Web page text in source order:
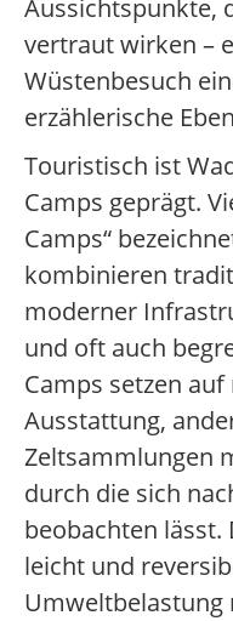
Aussichtspunkte,
vertraut wirken –
Wüstenbesuch
erzählerische
Touristisch ist
Camps geprägt.
Camps“
kombinieren
moderner
und oft auch
Camps setzen
Ausstattung,
Zeltsammlungen
durch die sich
beobachten lässt.
leicht und
Umweltbelastung